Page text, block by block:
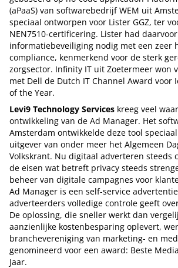
(aPaaS) van softwarebedrijf WEM uit
speciaal ontworpen voor Lister GGZ, ter
NEN7510-certificering. Lister had
informatiebeveiliging nodig met een zeer
compliance, kenmerkend voor de sterk
zorgsector. Infinity IT uit Zoetermeer won
met Dell de Dutch IT Channel Award voor
of the Year.
Levi9 Technology Services kreeg veel
ontwikkeling van de Ad Manager. Het
Amsterdam ontwikkelde deze tool
uitgever van onder meer het Algemeen
Volkskrant. Nu digitaal adverteren steeds
de eisen wat betreft privacy steeds
beheer van digitale campagnes voor
Ad Manager is een self-service
adverteerders volledige controle geeft
De oplossing, die sneller werkt dan
aanzienlijke kostenbesparing oplevert,
branchevereniging van marketing- en
genomineerd voor een award: Beste
Jaar.